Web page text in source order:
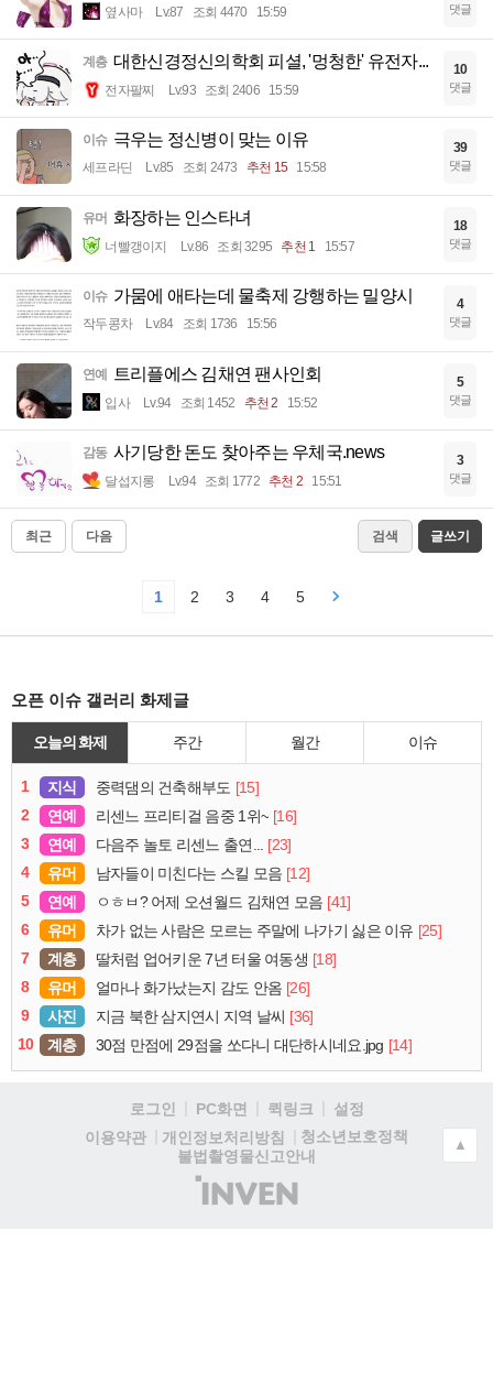
옆사마 Lv.87 조회 4470 15:59 댓글
계층 대한신경정신의학회 피셜, '멍청한' 유전자...
전자팔찌 Lv.93 조회 2406 15:59
10
댓글
이슈 극우는 정신병이 맞는 이유
세프라딘 Lv.85 조회 2473 추천 15 15:58
39
댓글
유머 화장하는 인스타녀
너빨갱이지 Lv.86 조회 3295 추천 1 15:57
18
댓글
이슈 가뭄에 애타는데 물축제 강행하는 밀양시
작두콩차 Lv.84 조회 1736 15:56
4
댓글
연예 트리플에스 김채연 팬사인회
입사 Lv.94 조회 1452 추천 2 15:52
5
댓글
감동 사기당한 돈도 찾아주는 우체국.news
달섭지롱 Lv.94 조회 1772 추천 2 15:51
3
댓글
최근 다음 검색 글쓰기
1 2 3 4 5
오픈 이슈 갤러리 화제글
오늘의 화제 주간 월간 이슈
1 지식 중력댐의 건축해부도 [15]
2
연예 리센느 프리티걸 음중 1위~ [16]
3
연예 다음주 놀토 리센느 출연...
[23]
4
유머 남자들이 미친다는 스킬 모음 [12]
5
연예 ㅇㅎㅂ? 어제 오션월드 김채연 모음 [41]
6
유머 차가 없는 사람은 모르는 주말에 나가기 싫은 이유 [25]
7
계층 딸처럼 업어키운 7년 터울 여동생 [18]
8
유머 얼마나 화가났는지 감도 안옴 [26]
9
사진 지금 북한 삼지연시 지역 날씨 [36]
10
계층 30점 만점에 29점을 쏘다니 대단하시네요.jpg [14]
로그인 PC화면 퀵링크
설정
이용약관
개인정보처리방침
청소년보호정책
불법촬영물신고안내
(주)
인
▲